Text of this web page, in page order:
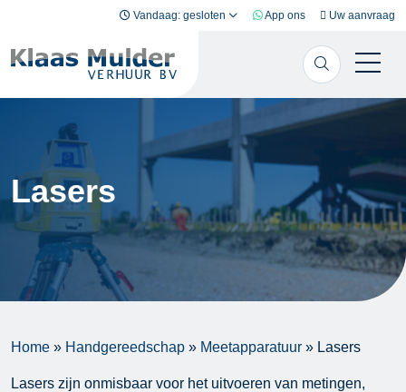
Vandaag: gesloten App ons Uw aanvraag
Lasers
Home » Handgereedschap » Meetapparatuur » Lasers
Lasers zijn onmisbaar voor het uitvoeren van metingen,